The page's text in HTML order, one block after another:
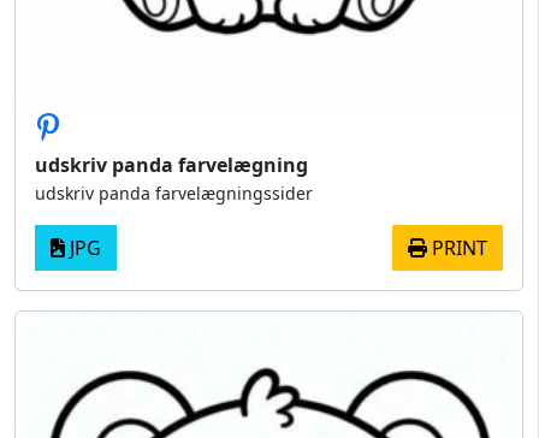
udskriv panda farvelægning
udskriv panda farvelægningssider
JPG PRINT